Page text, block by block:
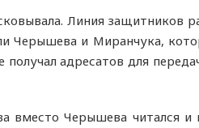
Линия защитников
Черышева и Миранчука,
адресатов для
Черышева читался и